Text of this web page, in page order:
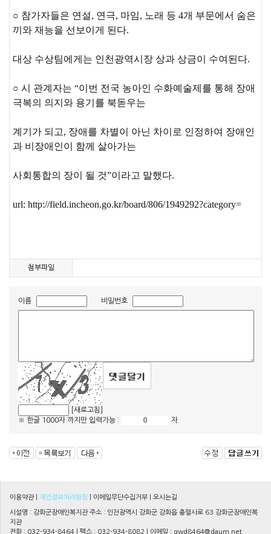
○ 참가자들은 연설, 연극, 마임, 노래 등 4개 부문에서 숨은
끼와 재능을 선보이게 된다.
대상 수상팀에게는 인천광역시장 상과 상금이 수여된다.
○ 시 관계자는 “이번 전국 농아인 수화예술제를 통해 장애
극복의 의지와 용기를 북돋우는
계기가 되고, 장애를 차별이 아닌 차이로 인정하여 장애인
과 비장애인이 함께 살아가는
사회통합의 장이 될 것”이라고 말했다.
url: http://field.incheon.go.kr/board/806/1949292?category=
첨부파일
이름 비밀번호
[새로고침]
※ 한글 1000자 까지만 입력가능 :
자
이용약관| 개인정보처리방침 이메일무단수집거부 오시는길
시설명 : 강화군장애인복지관 주소 : 인천광역시 강화군 강화읍 충렬사로 63 강화군장애인복
지관
전화 : 032-934-8464 | 팩스 : 032-934-8082 | 이메일 : gwd8464@daum.net